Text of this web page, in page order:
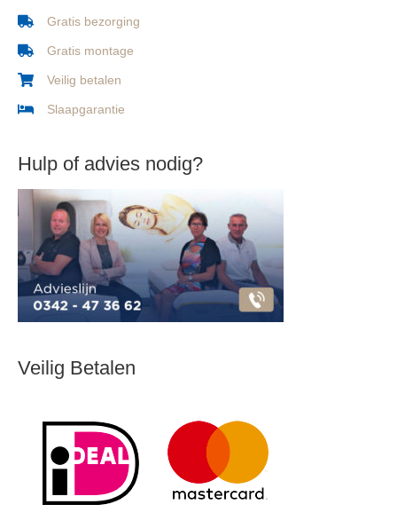
Gratis bezorging
Gratis montage
Veilig betalen
Slaapgarantie
Hulp of advies nodig?
Veilig Betalen